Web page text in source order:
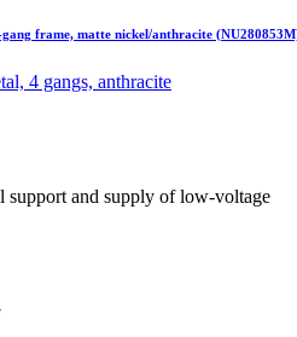
frame, matte nickel/anthracite
4 gangs, anthracite
support and supply of low-voltage